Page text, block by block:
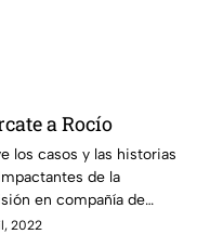
a Rocío
los casos y las historias
de la
en compañía de
Sánchez Azuara y su
2022